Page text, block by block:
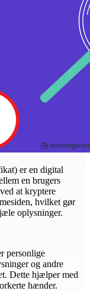
er en digital
en brugers
at kryptere
hvilket gør
oplysninger.
personlige
og andre
Dette hjælper med
hænder.